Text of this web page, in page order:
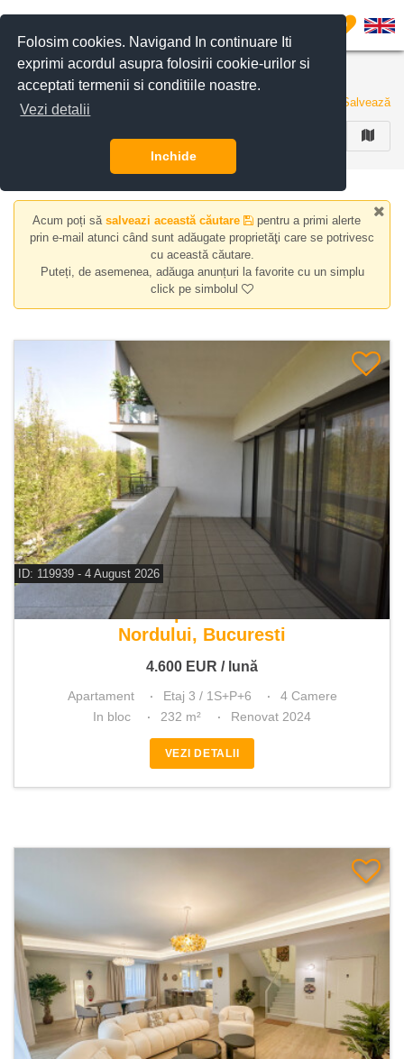
Folosim cookies. Navigand In continuare Iti
exprimi acordul asupra folosirii cookie-urilor si
acceptati termenii si conditiile noastre.
Vezi detalii
Inchide
0
Apartamente 4 Camere de inchiriat in Bucuresti
25 de anunturi Salvează
FILTREAZA
Acum poți să salveazi această căutare
pentru a primi alerte
prin e-mail atunci când sunt adăugate proprietăţi care se potrivesc
cu această căutare.
Puteți, de asemenea, adăuga anunțuri la favorite cu un simplu
click pe simbolul
ID: 119939 - 4 August 2026
De inchiriat apartament 4 camere
Nordului, Bucuresti
4.600 EUR / lună
Apartament Etaj 3 / 1S+P+6
4 Camere
In bloc
232 m² Renovat 2024
VEZI DETALII